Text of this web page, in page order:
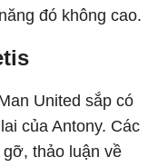
đó không cao.
United sắp có
của Antony. Các
thảo luận về